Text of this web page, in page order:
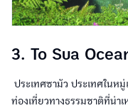
3. To Sua
ประเทศซามัว ประเทศในห
ท่องเที่ยวทางธรรมชาติที่น่า